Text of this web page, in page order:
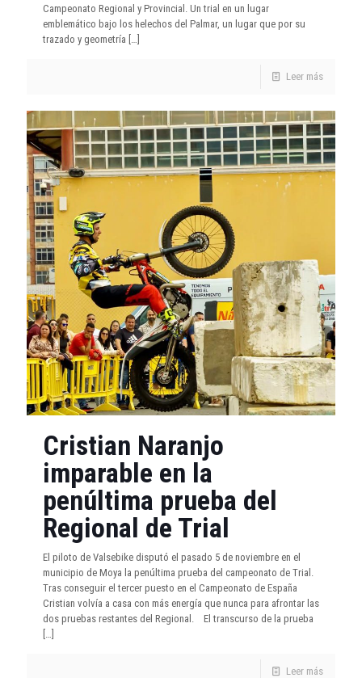
Campeonato Regional y Provincial. Un trial en un lugar
emblemático bajo los helechos del Palmar, un lugar que por su
trazado y geometría
Leer más
Cristian Naranjo
imparable en la
penúltima prueba del
Regional de Trial
El piloto de Valsebike disputó el pasado 5 de noviembre en el
municipio de Moya la penúltima prueba del campeonato de Trial.
Tras conseguir el tercer puesto en el Campeonato de España
Cristian volvía a casa con más energía que nunca para afrontar las
dos pruebas restantes del Regional. El transcurso de la prueba
[…]
Leer más